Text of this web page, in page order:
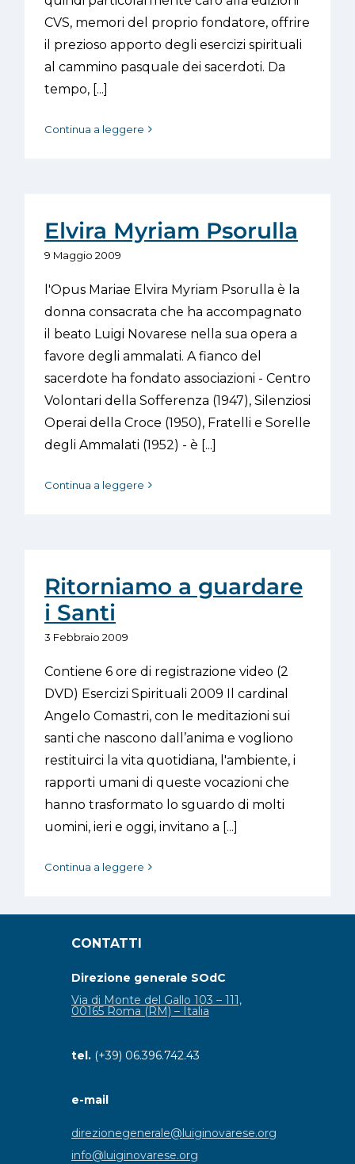
CVS, memori del proprio fondatore, offrire
il prezioso apporto degli esercizi spirituali
al cammino pasquale dei sacerdoti. Da
tempo, [...]
Continua a leggere
Elvira Myriam Psorulla
9 Maggio 2009
l'Opus Mariae Elvira Myriam Psorulla è la
donna consacrata che ha accompagnato
il beato Luigi Novarese nella sua opera a
favore degli ammalati. A fianco del
sacerdote ha fondato associazioni - Centro
Volontari della Sofferenza (1947), Silenziosi
Operai della Croce (1950), Fratelli e Sorelle
degli Ammalati (1952) - è [...]
Continua a leggere
Ritorniamo a guardare
i Santi
3 Febbraio 2009
Contiene 6 ore di registrazione video (2
DVD) Esercizi Spirituali 2009 Il cardinal
Angelo Comastri, con le meditazioni sui
santi che nascono dall’anima e vogliono
restituirci la vita quotidiana, l'ambiente, i
rapporti umani di queste vocazioni che
hanno trasformato lo sguardo di molti
uomini, ieri e oggi, invitano a [...]
Continua a leggere
CONTATTI
Direzione generale SOdC
Via di Monte del Gallo 103 – 111,
00165 Roma (RM) – Italia
tel. (+39) 06.396.742.43
e-mail
direzionegenerale@luiginovarese.org
info@luiginovarese.org